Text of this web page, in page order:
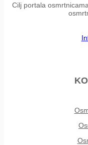
Cilj portala